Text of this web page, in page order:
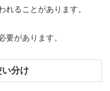
れることがあります。
要があります。
分け